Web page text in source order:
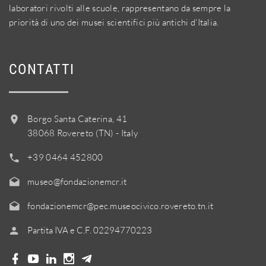
laboratori rivolti alle scuole, rappresentano da sempre la
priorità di uno dei musei scientifici più antichi d'Italia.
CONTATTI
Borgo Santa Caterina, 41
38068 Rovereto (TN) - Italy
+39 0464 452800
museo@fondazionemcr.it
fondazionemcr@pec.museocivico.rovereto.tn.it
Partita IVA e C.F. 02294770223